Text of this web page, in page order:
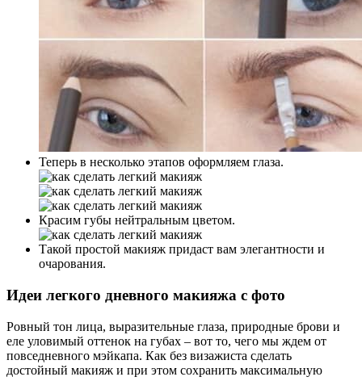
Теперь в несколько этапов оформляем глаза.
Красим губы нейтральным цветом.
Такой простой макияж придаст вам элегантности и
очарования.
Идеи легкого дневного макияжа с фото
Ровный тон лица, выразительные глаза, природные брови и
еле уловимый оттенок на губах – вот то, чего мы ждем от
повседневного мэйкапа. Как без визажиста сделать
достойный макияж и при этом сохранить максимальную